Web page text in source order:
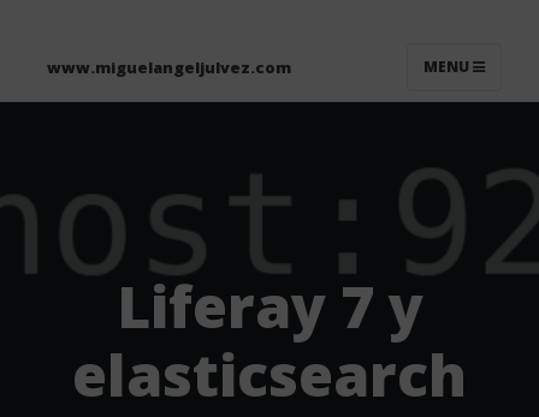
www.miguelangeljulvez.com MENU
Liferay 7 y
elasticsearch